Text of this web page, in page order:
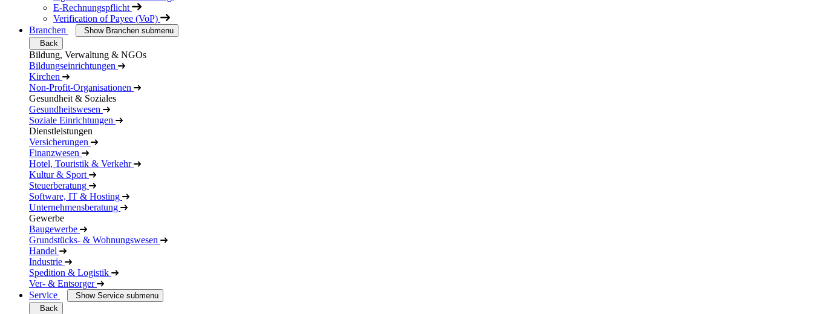
E-Rechnungspflicht
Verification of Payee (VoP)
Branchen
Show Branchen submenu
Back
Bildung, Verwaltung & NGOs
Bildungseinrichtungen
Kirchen
Non-Profit-Organisationen
Gesundheit & Soziales
Gesundheitswesen
Soziale Einrichtungen
Dienstleistungen
Versicherungen
Finanzwesen
Hotel, Touristik & Verkehr
Kultur & Sport
Steuerberatung
Software, IT & Hosting
Unternehmensberatung
Gewerbe
Baugewerbe
Grundstücks- & Wohnungswesen
Handel
Industrie
Spedition & Logistik
Ver- & Entsorger
Service
Show Service submenu
Back